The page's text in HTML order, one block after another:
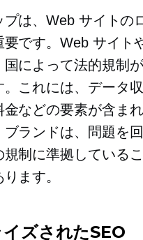
プは、Web サイトの
要です。Web サイト
国によって法的規制
。これには、データ
金などの要素が含ま
ブランドは、問題を
規制に準拠している
ます。
イズされたSEO